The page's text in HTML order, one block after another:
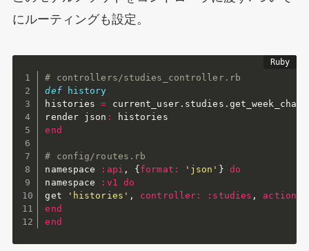
にルーティングも設定。
# controllers/studies_controller.rb
def
history
histories = current_user. studies .
render json :
end
# config/routes.rb
namespace
:api , { format : 'json' } do
namespace
:v1 do
get
'histories' , controller : :studies , action
end
end